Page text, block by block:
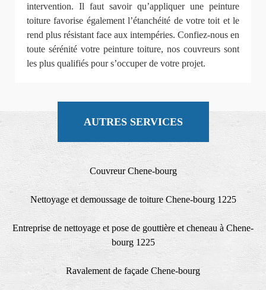
intervention. Il faut savoir qu’appliquer une peinture
toiture favorise également l’étanchéité de votre toit et le
rend plus résistant face aux intempéries. Confiez-nous en
toute sérénité votre peinture toiture, nos couvreurs sont
les plus qualifiés pour s’occuper de votre projet.
AUTRES SERVICES
Couvreur Chene-bourg
Nettoyage et demoussage de toiture Chene-bourg 1225
Entreprise de nettoyage et pose de gouttière et cheneau à Chene-
bourg 1225
Ravalement de façade Chene-bourg